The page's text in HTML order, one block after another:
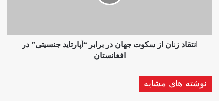
جنسیتی”
انتقاد زنان از سکوت جهان در برابر “آپارتاید جنسیتی” در
افغانستان
نوشته های مشابه